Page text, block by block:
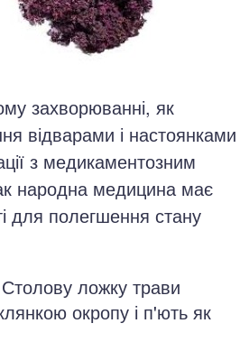
захворюванні, як
відварами і настоянками
з медикаментозним
народна медицина має
для полегшення стану
ложку трави
окропу і п'ють як